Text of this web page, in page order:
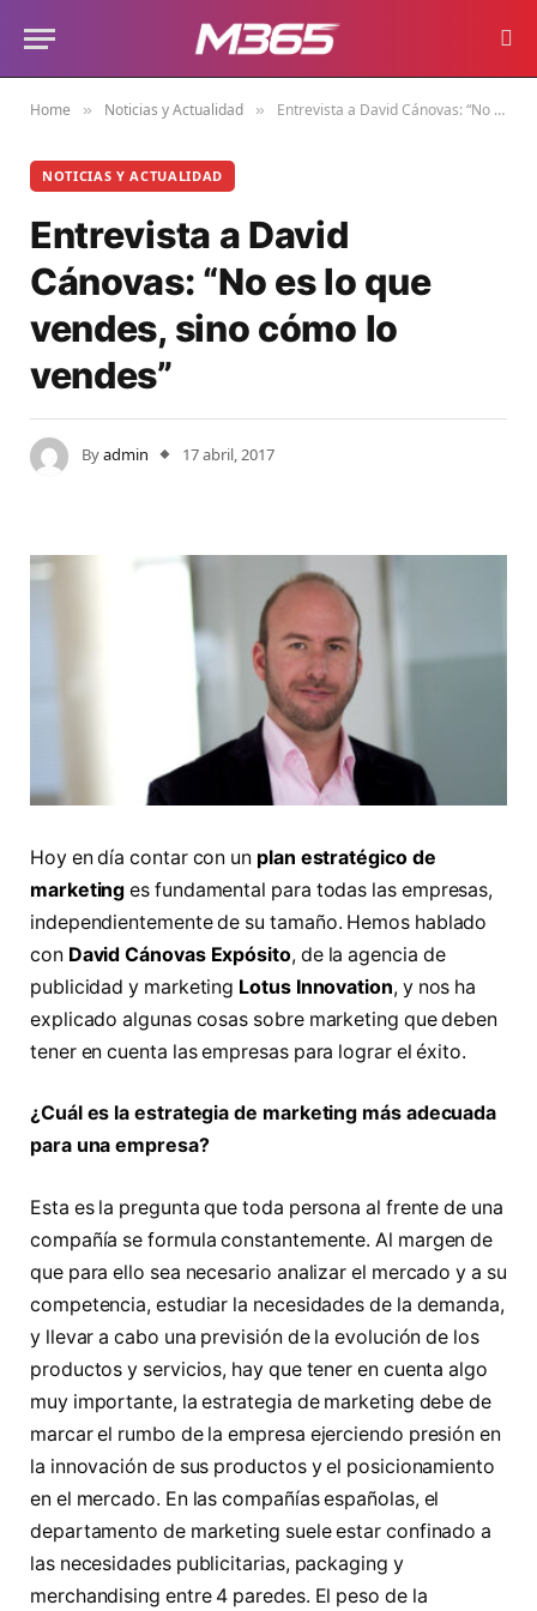
Home » Noticias y Actualidad » Entrevista a David Cánovas: “No es lo que vendes, sino cómo lo vendes”
NOTICIAS Y ACTUALIDAD
Entrevista a David
Cánovas: “No es lo que
vendes, sino cómo lo
vendes”
Byadmin 17 abril, 2017
Hoy en día contar con un plan estratégico de
marketing es fundamental para todas las empresas,
independientemente de su tamaño. Hemos hablado
con David Cánovas Expósito, de la agencia de
publicidad y marketing Lotus Innovation, y nos ha
explicado algunas cosas sobre marketing que deben
tener en cuenta las empresas para lograr el éxito.
¿Cuál es la estrategia de marketing más adecuada
para una empresa?
Esta es la pregunta que toda persona al frente de una
compañía se formula constantemente. Al margen de
que para ello sea necesario analizar el mercado y a su
competencia, estudiar la necesidades de la demanda,
y llevar a cabo una previsión de la evolución de los
productos y servicios, hay que tener en cuenta algo
muy importante, la estrategia de marketing debe de
marcar el rumbo de la empresa ejerciendo presión en
la innovación de sus productos y el posicionamiento
en el mercado. En las compañías españolas, el
departamento de marketing suele estar confinado a
las necesidades publicitarias, packaging y
merchandising entre 4 paredes. El peso de la